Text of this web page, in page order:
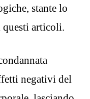
stante lo
articoli.
negativi del